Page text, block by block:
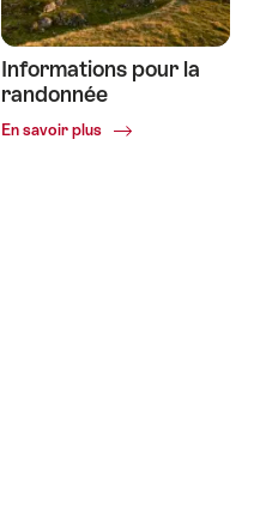
Informations pour la
randonnée
En savoir plus
Common.Of